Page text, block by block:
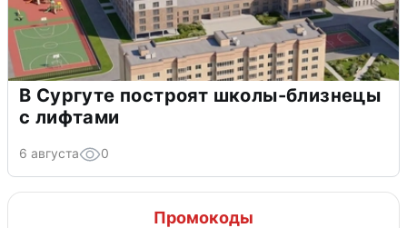
В Сургуте построят школы-близнецы
с лифтами
6 августа 0
Промокоды